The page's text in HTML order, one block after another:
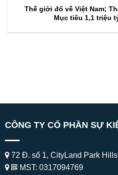
Thế giới đổ về Việt Nam;
Mục tiêu 1,1 triệu
CÔNG TY CỔ PHẦN SỰ
72 Đ. số 1, CityLand Park
MST: 0317094769